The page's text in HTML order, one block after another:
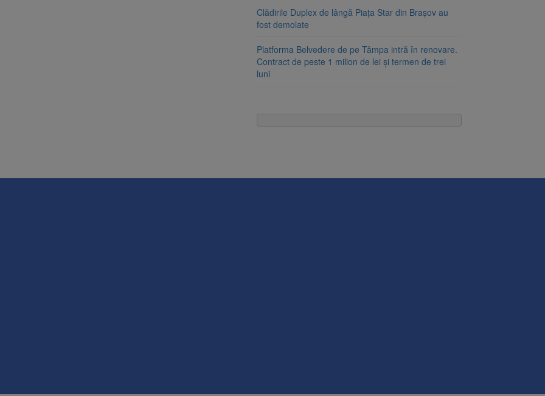
Clădirile Duplex de lângă Piața Star din Brașov au
fost demolate
Platforma Belvedere de pe Tâmpa intră în renovare.
Contract de peste 1 milion de lei și termen de trei
luni